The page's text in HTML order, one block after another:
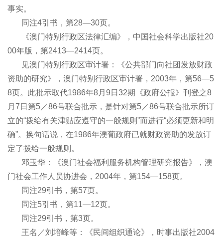
事实。
同注4引书，第28―30页。
《澳门特别行政区法律汇编》，中国社会科学出版社20
00年版，第2413―2414页。
见澳门特别行政区审计署：《公共部门向社团发放财政
资助的研究》，澳门特别行政区审计署，2003年，第56―5
8页。此批示取代1986年8月9日32期《政府公报》刊登之8
月7日第5／86号联合批示，是针对第5／86号联合批示所订
立的“拨给有关津贴应遵守的一般规则”而进行“必须更新和明
确”。换句话说，在1986年澳葡政府已就财政资助的发放订
定了拨给一般规则。
邓玉华：《澳门社会福利服务机构管理研究报告》，澳
门社会工作人员协进会，2004年，第154―158页。
同注29引书，第57页。
同注5引书，第11―12页。
同注29引书，第3页。
王名／刘培峰等：《民间组织通论》，时事出版社2004